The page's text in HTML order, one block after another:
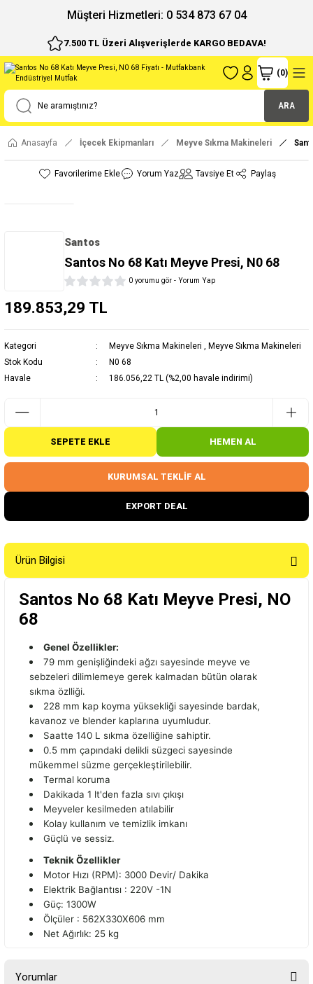
Müşteri Hizmetleri: 0 534 873 67 04
7.500 TL Üzeri Alışverişlerde KARGO BEDAVA!
ARA
(0)
Anasayfa İçecek Ekipmanları Meyve Sıkma Makineleri
Yorum Yaz Tavsiye Et Paylaş
Santos
Santos No 68 Katı Meyve Presi, N0 68
0 yorumu gör - Yorum Yap
189.853,29 TL
Kategori Meyve Sıkma Makineleri
Meyve Sıkma Makineleri
Stok Kodu
N0 68
Havale
186.056,22 TL (%2,00 havale indirimi)
SEPETE EKLE HEMEN AL
KURUMSAL TEKLİF AL
EXPORT DEAL
Ürün Bilgisi
Santos No 68 Katı Meyve Presi, NO
68
Genel Özellikler:
79 mm genişliğindeki ağzı sayesinde meyve ve
sebzeleri dilimlemeye gerek kalmadan bütün olarak
sıkma özlliği.
228 mm kap koyma yüksekliği sayesinde bardak,
kavanoz ve blender kaplarına uyumludur.
Saatte 140 L sıkma özelliğine sahiptir.
0.5 mm çapındaki delikli süzgeci sayesinde
mükemmel süzme gerçekleştirilebilir.
Termal koruma
Dakikada 1 lt'den fazla sıvı çıkışı
Meyveler kesilmeden atılabilir
Kolay kullanım ve temizlik imkanı
Güçlü ve sessiz.
Teknik Özellikler
Motor Hızı (RPM): 3000 Devir/ Dakika
Elektrik Bağlantısı : 220V -1N
Güç: 1300W
Ölçüler : 562X330X606 mm
Net Ağırlık: 25 kg
Yorumlar